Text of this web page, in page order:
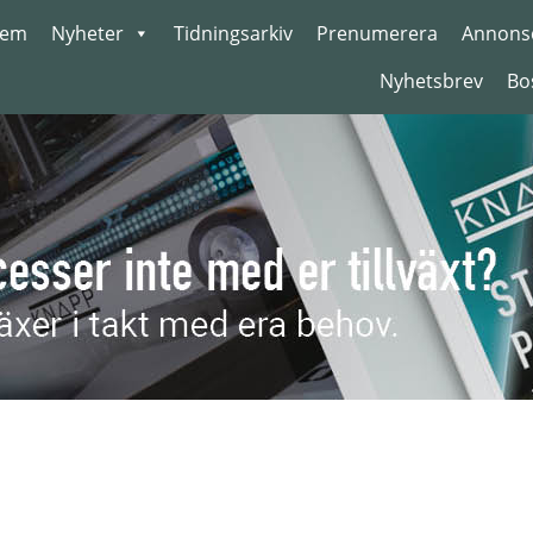
Nyheter Tidningsarkiv Prenumerera
Nyhetsbrev